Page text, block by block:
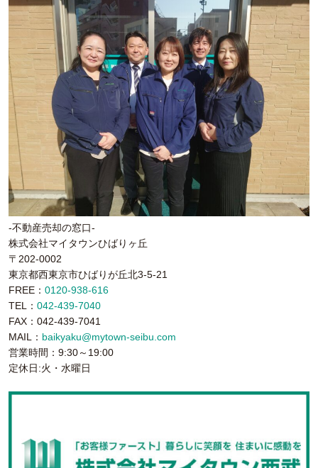
-不動産売却の窓口-
株式会社マイタウンひばりヶ丘
〒202-0002
東京都西東京市ひばりが丘北3-5-21
FREE： 0120-938-616
TEL： 042-439-7040
FAX：042-439-7041
MAIL： baikyaku@mytown-seibu.com
営業時間：9:30～19:00
定休日:火・水曜日